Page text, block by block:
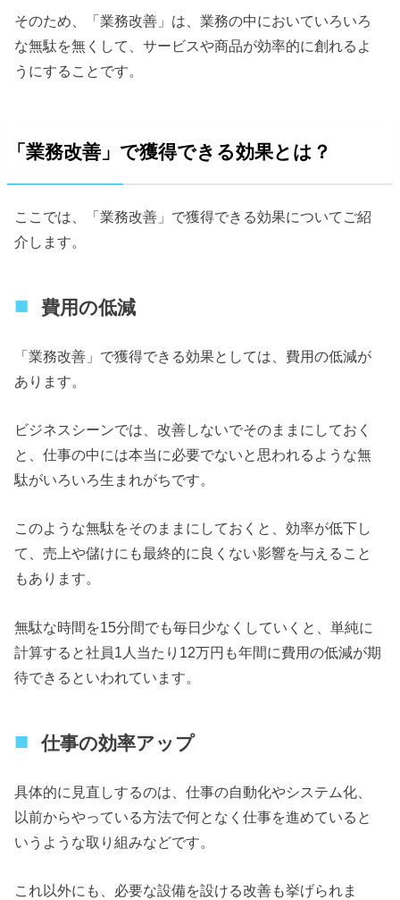
そのため、「業務改善」は、業務の中においていろいろ
な無駄を無くして、サービスや商品が効率的に創れるよ
うにすることです。
「業務改善」で獲得できる効果とは？
ここでは、「業務改善」で獲得できる効果についてご紹
介します。
費用の低減
「業務改善」で獲得できる効果としては、費用の低減が
あります。
ビジネスシーンでは、改善しないでそのままにしておく
と、仕事の中には本当に必要でないと思われるような無
駄がいろいろ生まれがちです。
このような無駄をそのままにしておくと、効率が低下し
て、売上や儲けにも最終的に良くない影響を与えること
もあります。
無駄な時間を15分間でも毎日少なくしていくと、単純に
計算すると社員1人当たり12万円も年間に費用の低減が期
待できるといわれています。
仕事の効率アップ
具体的に見直しするのは、仕事の自動化やシステム化、
以前からやっている方法で何となく仕事を進めていると
いうような取り組みなどです。
これ以外にも、必要な設備を設ける改善も挙げられま